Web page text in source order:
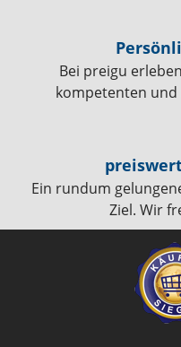
Bei preigu
kompetenten und
Ein rundum
Ziel. Wir